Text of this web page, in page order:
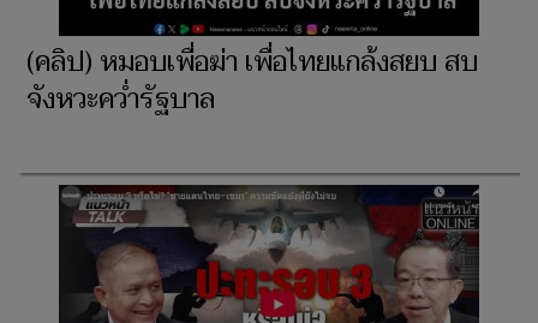
(คลิป) หมอบเพื่อฆ่า เพื่อไทยแกล้งสยบ สบ
จังหวะคว่ำรัฐบาล